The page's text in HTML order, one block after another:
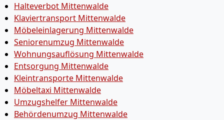
Halteverbot Mittenwalde
Klaviertransport Mittenwalde
Möbeleinlagerung Mittenwalde
Seniorenumzug Mittenwalde
Wohnungsauflösung Mittenwalde
Entsorgung Mittenwalde
Kleintransporte Mittenwalde
Möbeltaxi Mittenwalde
Umzugshelfer Mittenwalde
Behördenumzug Mittenwalde